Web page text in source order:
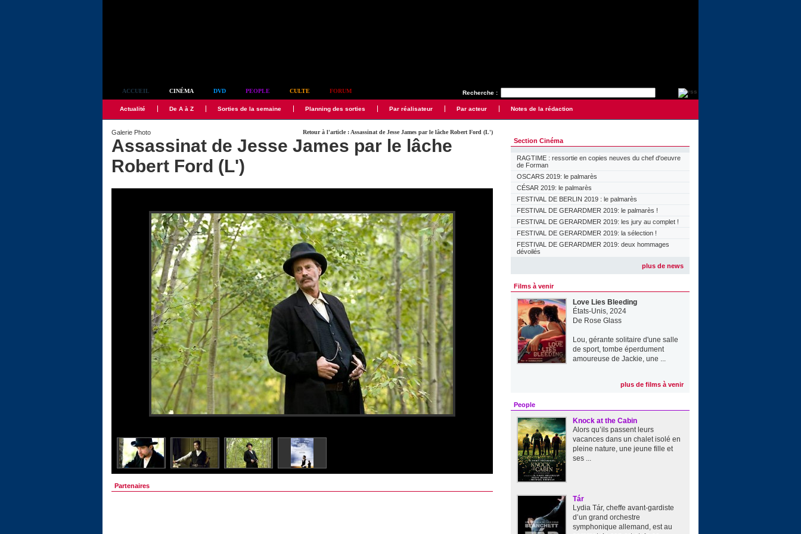
Recherche :
ACCUEIL CINÉMA DVD PEOPLE CULTE FORUM
Actualité De A à Z Sorties de la semaine Planning des sorties Par réalisateur Par acteur Notes de la rédaction
Retour à l'article : Assassinat de Jesse James par le lâche Robert Ford (L')
Galerie Photo
Assassinat de Jesse James par le lâche
Robert Ford (L')
Partenaires
Section Cinéma
RAGTIME : ressortie en copies neuves du chef d'oeuvre
de Forman
OSCARS 2019: le palmarès
CÉSAR 2019: le palmarès
FESTIVAL DE BERLIN 2019 : le palmarès
FESTIVAL DE GERARDMER 2019: le palmarès !
FESTIVAL DE GERARDMER 2019: les jury au complet !
FESTIVAL DE GERARDMER 2019: la sélection !
FESTIVAL DE GERARDMER 2019: deux hommages
dévoilés
plus de news
Films à venir
Love Lies Bleeding
États-Unis, 2024
De Rose Glass
Lou, gérante solitaire d'une salle
de sport, tombe éperdument
amoureuse de Jackie, une ...
plus de films à venir
People
Knock at the Cabin
Alors qu’ils passent leurs
vacances dans un chalet isolé en
pleine nature, une jeune fille et
ses ...
Tár
Lydia Tár, cheffe avant-gardiste
d’un grand orchestre
symphonique allemand, est au